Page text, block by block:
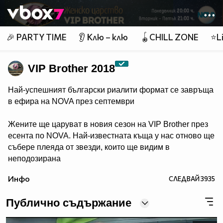
👾
🎉 PARTY TIME 👂 Клю – клю 🪀CHILL ZONE
VIP Brother 2018
Най-успешният български риалити формат се завръща
в ефира на NOVA през септември
Жените ще царуват в новия сезон на VIP Brother през
есента по NOVA. Най-известната къща у нас отново ще
събере плеяда от звезди, които ще видим в
неподозирана
телевизията в България, се завръща в ефира през
цялата власт, но и цялата отговорност в ръцете на
дамите.
Инфо СЛЕДВАЙ3935
Публично съдържание